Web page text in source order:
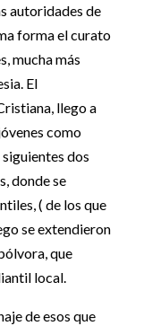
autoridades de
forma el curato
mucha más
El
llego a
como
dos
donde se
( de los que
se extendieron
que
local.
de esos que